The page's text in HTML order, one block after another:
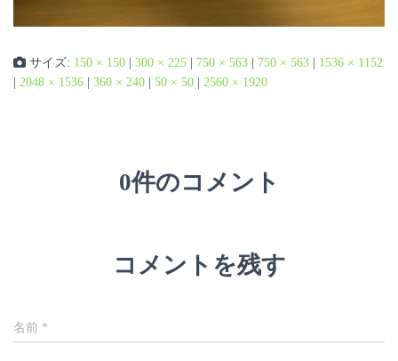
サイズ: 150 × 150 | 300 × 225 | 750 × 563 | 750 × 563 | 1536 × 1152
| 2048 × 1536 | 360 × 240 | 50 × 50 | 2560 × 1920
0件のコメント
コメントを残す
名前 *